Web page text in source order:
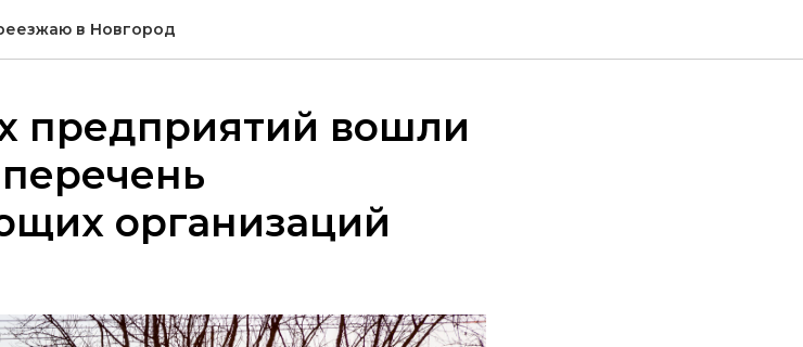
в Новгород
предприятий вошли
организаций